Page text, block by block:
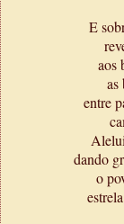
E
aos
as
entre
dando
o